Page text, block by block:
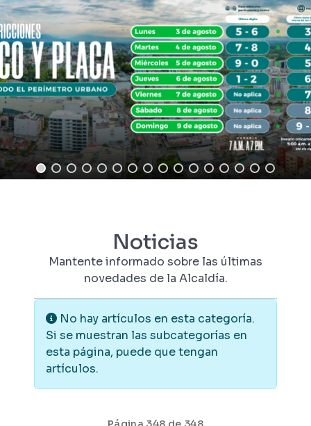
Noticias
Mantente informado sobre las últimas
novedades de la Alcaldía.
Información
No hay artículos en esta categoría.
Si se muestran las subcategorías en
esta página, puede que tengan
artículos.